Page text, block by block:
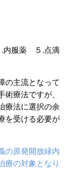
.内服薬 ５.点滴
の主流となって
療法ですが、
療法に選択の余
を受ける必要が
の原発開放緑内
療の対象となり